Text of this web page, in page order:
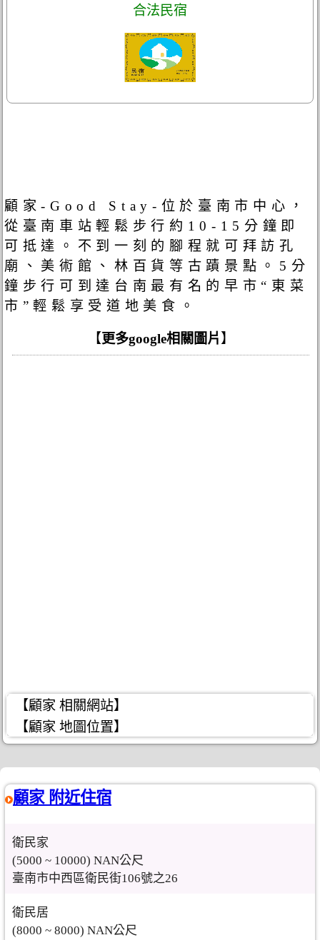
合法民宿
顧家-Good Stay-位於臺南市中心，
從臺南車站輕鬆步行約10-15分鐘即
可抵達。不到一刻的腳程就可拜訪孔
廟、美術館、林百貨等古蹟景點。5分
鐘步行可到達台南最有名的早市“東菜
市”輕鬆享受道地美食。
【 更多google相關圖片 】
【顧家 相關網站】
【顧家 地圖位置】
顧家 附近住宿
衛民家
(5000 ~ 10000) NAN公尺
臺南市中西區衛民街106號之26
衛民居
(8000 ~ 8000) NAN公尺